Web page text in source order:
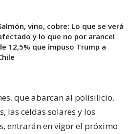
vino, cobre: Lo que se verá
y lo que no por arancel
12,5% que impuso Trump a
que abarcan al polisilicio,
las celdas solares y los
entrarán en vigor el próximo